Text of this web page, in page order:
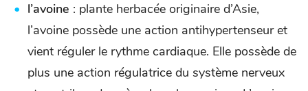
l’avoine : plante herbacée originaire d’Asie,
l’avoine possède une action antihypertenseur et
vient réguler le rythme cardiaque. Elle possède de
plus une action régulatrice du système nerveux